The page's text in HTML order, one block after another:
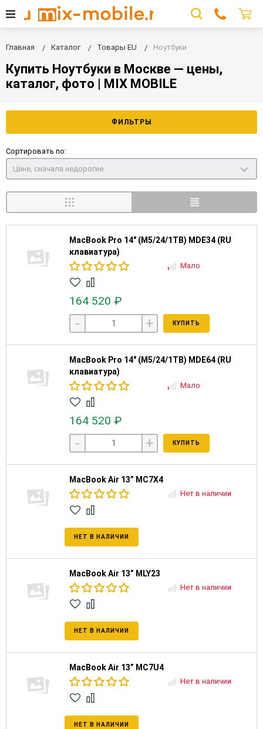
Главная Каталог Товары EU Ноутбуки
Купить Ноутбуки в Москве — цены,
каталог, фото | MIX MOBILE
ФИЛЬТРЫ
Сортировать по:
Цене, сначала недорогие
MacBook Pro 14" (M5/24/1TB) MDE34 (RU
клавиатура)
Мало
164 520 ₽
- + КУПИТЬ
MacBook Pro 14" (M5/24/1TB) MDE64 (RU
клавиатура)
Мало
164 520 ₽
- + КУПИТЬ
MacBook Air 13” MC7X4
Нет в наличии
НЕТ В НАЛИЧИИ
MacBook Air 13” MLY23
Нет в наличии
НЕТ В НАЛИЧИИ
MacBook Air 13” MC7U4
Нет в наличии
НЕТ В НАЛИЧИИ